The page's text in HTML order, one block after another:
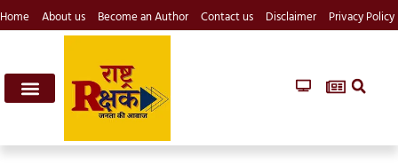
Home About us Become an Author Contact us Disclaimer Privacy Policy